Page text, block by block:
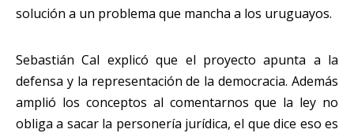
solución a un problema que mancha a los uruguayos.
Sebastián Cal explicó que el proyecto apunta a la
defensa y la representación de la democracia. Además
amplió los conceptos al comentarnos que la ley no
obliga a sacar la personería jurídica, el que dice eso es